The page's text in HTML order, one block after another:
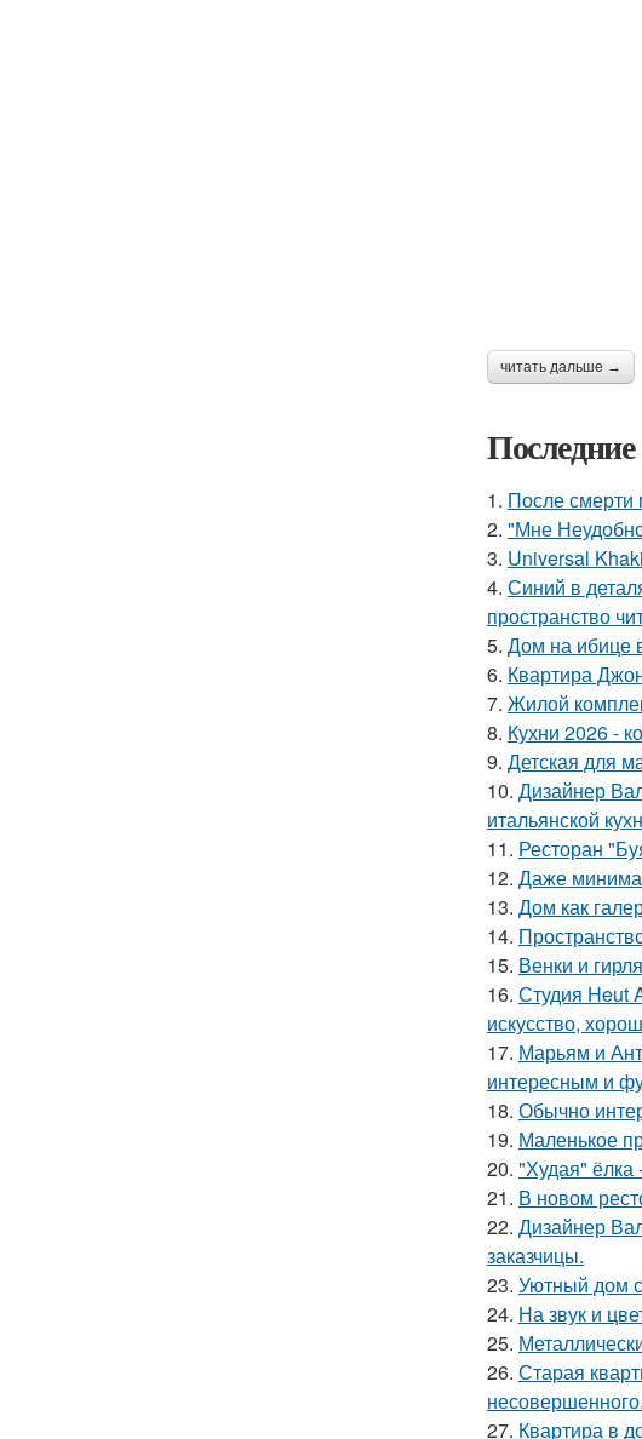
читать дальше →
Последние
1. После смерти
2. "Мне
3. Universal
4. Синий в
пространство
5. Дом на ибице
6. Квартира
7. Жилой
8. Кухни 2026 -
9. Детская для
10. Дизайнер
итальянской
11. Ресторан
12. Даже
13. Дом как
14.
15. Венки и
16. Студия Heut
искусство,
17. Марьям и
интересным и
18. Обычно
19. Маленькое
20. "Худая" ёлка
21. В новом
22. Дизайнер
заказчицы.
23. Уютный дом
24. На звук и
25.
26. Старая
несовершенного.
27. Квартира в